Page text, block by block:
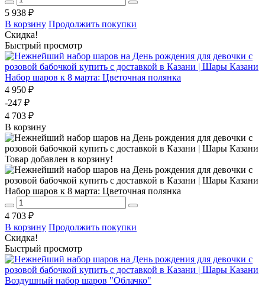
5 938 ₽
В корзину Продолжить покупки
Скидка!
Быстрый просмотр
Набор шаров к 8 марта: Цветочная полянка
4 950 ₽
-247 ₽
4 703 ₽
В корзину
Товар добавлен в корзину!
Набор шаров к 8 марта: Цветочная полянка
4 703 ₽
В корзину Продолжить покупки
Скидка!
Быстрый просмотр
Воздушный набор шаров "Облачко"